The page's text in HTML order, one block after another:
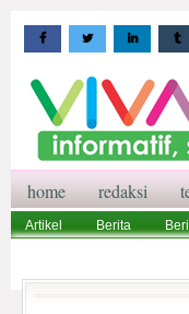
home redaksi
Artikel Berita